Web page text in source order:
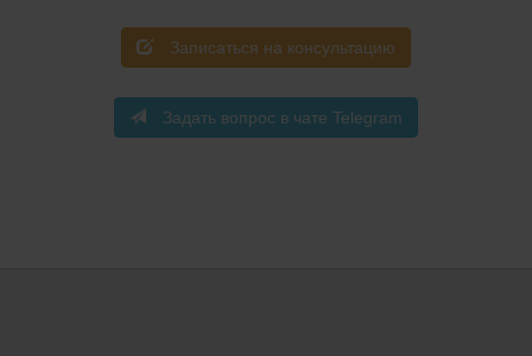
Записаться на консультацию
Задать вопрос в чате Telegram